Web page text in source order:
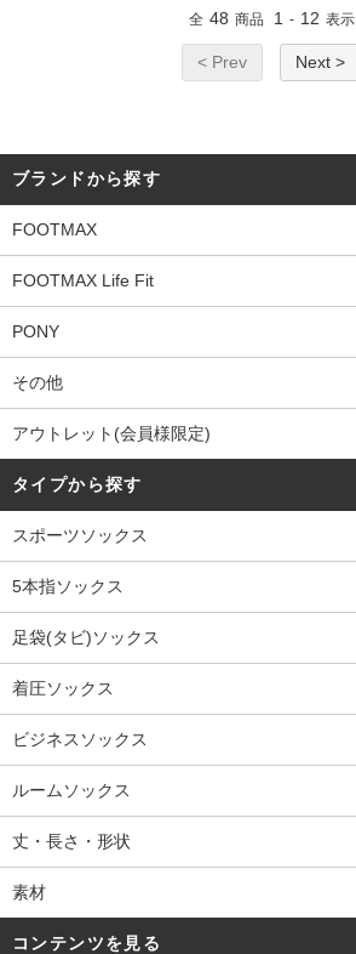
全 48 商品 1 - 12 表示
< Prev Next >
ブランドから探す
FOOTMAX
FOOTMAX Life Fit
PONY
その他
アウトレット(会員様限定)
タイプから探す
スポーツソックス
5本指ソックス
足袋(タビ)ソックス
着圧ソックス
ビジネスソックス
ルームソックス
丈・長さ・形状
素材
コンテンツを見る